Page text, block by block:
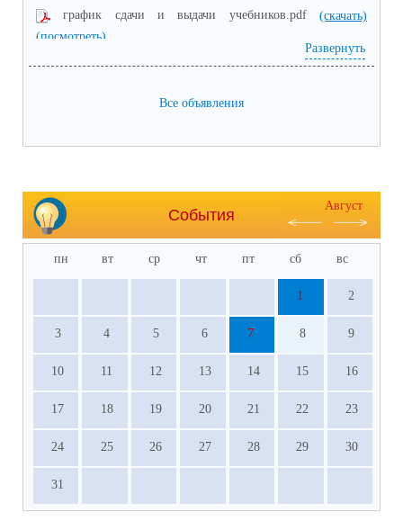
график сдачи и выдачи учебников.pdf(скачать)
(посмотреть)
Развернуть
Все объявления
События
Август
пн вт ср чт пт сб вс
1 2
3 4 5 6 7 8 9
10 11 12 13 14 15 16
17 18 19 20 21 22 23
24 25 26 27 28 29 30
31